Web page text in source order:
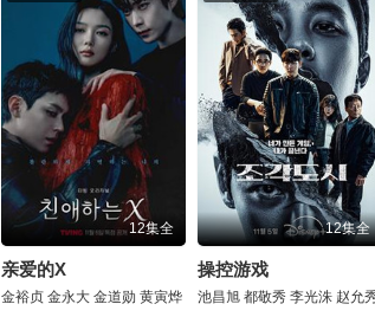
12集全
亲爱的X
金裕贞 金永大 金道勋 黄寅烨
12集全
操控游戏
池昌旭 都敬秀 李光洙 赵允